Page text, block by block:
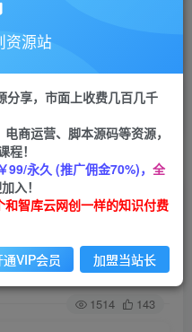
APP下载
GO
新玩法介绍，1W播
关注 私信
1514 143
资源站
分享，市面上收费几百几千
商运营、脚本源码等资源，
！
99/永久 (推广佣金70%)， 全
入！
智库云网创一样的知识付费
通VIP会员 加盟当站长